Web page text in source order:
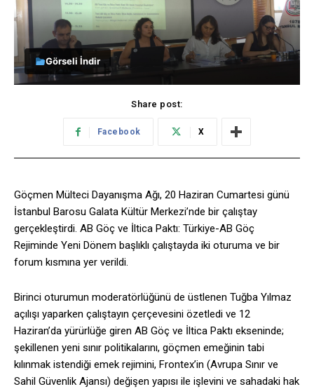
Görseli İndir
Share post:
Facebook X
Göçmen Mülteci Dayanışma Ağı, 20 Haziran Cumartesi günü
İstanbul Barosu Galata Kültür Merkezi’nde bir çalıştay
gerçekleştirdi. AB Göç ve İltica Paktı: Türkiye-AB Göç
Rejiminde Yeni Dönem başlıklı çalıştayda iki oturuma ve bir
forum kısmına yer verildi.
Birinci oturumun moderatörlüğünü de üstlenen Tuğba Yılmaz
açılışı yaparken çalıştayın çerçevesini özetledi ve 12
Haziran’da yürürlüğe giren AB Göç ve İltica Paktı ekseninde;
şekillenen yeni sınır politikalarını, göçmen emeğinin tabi
kılınmak istendiği emek rejimini, Frontex’in (Avrupa Sınır ve
Sahil Güvenlik Ajansı) değişen yapısı ile işlevini ve sahadaki hak